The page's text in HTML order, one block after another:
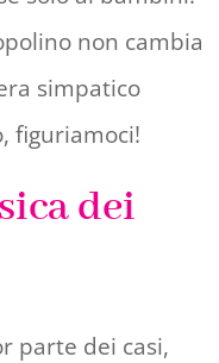
non cambia
simpatico
figuriamoci!
dei
parte dei casi,